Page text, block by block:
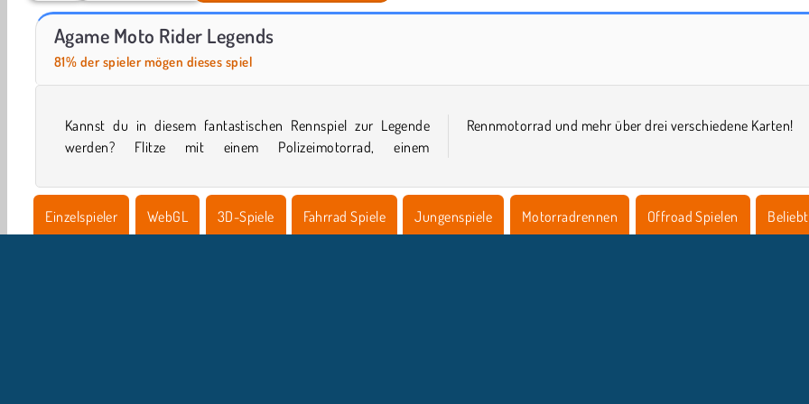
Farm Merge Valley
Agame Moto Rider Legends
81% der spieler mögen dieses spiel
Kannst du in diesem fantastischen Rennspiel zur Legende
werden? Flitze mit einem Polizeimotorrad, einem
Rennmotorrad und mehr über drei verschiedene Karten!
Einzelspieler WebGL 3D-Spiele Fahrrad Spiele Jungenspiele Motorradrennen Offroad Spielen